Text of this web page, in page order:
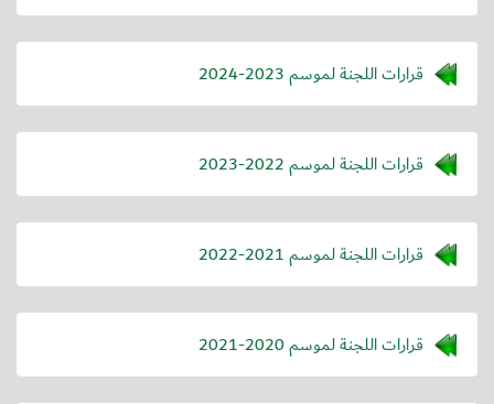
قرارات اللجنة لموسم 2023-2024
قرارات اللجنة لموسم 2022-2023
قرارات اللجنة لموسم 2021-2022
قرارات اللجنة لموسم 2020-2021